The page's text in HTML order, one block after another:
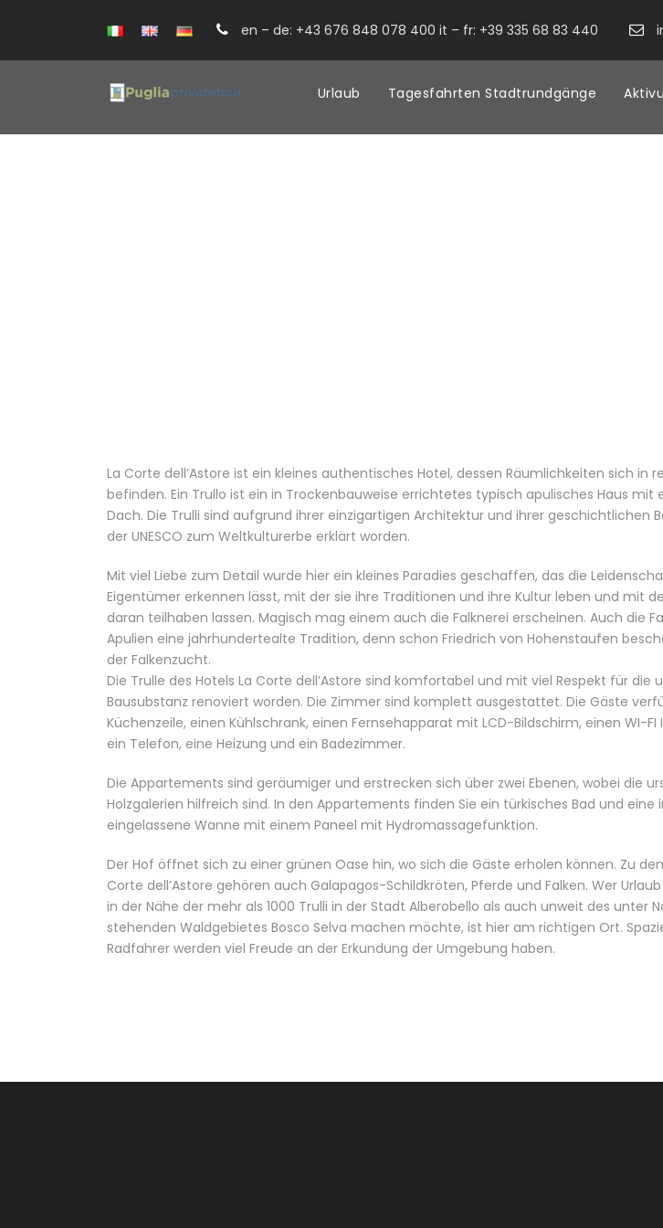
en – de: +43 676 848 078 400 it – fr: +39 335 68 83 440
Urlaub Tagesfahrten Stadtrundgänge
La Corte dell’Astore ist ein kleines authentisches Hotel, dessen Räumlichkeiten sich in
befinden. Ein Trullo ist ein in Trockenbauweise errichtetes typisch apulisches Haus mit
Dach. Die Trulli sind aufgrund ihrer einzigartigen Architektur und ihrer geschichtlichen
der UNESCO zum Weltkulturerbe erklärt worden.
Mit viel Liebe zum Detail wurde hier ein kleines Paradies geschaffen, das die
Eigentümer erkennen lässt, mit der sie ihre Traditionen und ihre Kultur leben und mit
daran teilhaben lassen. Magisch mag einem auch die Falknerei erscheinen. Auch die
Apulien eine jahrhundertealte Tradition, denn schon Friedrich von Hohenstaufen
der Falkenzucht.
Die Trulle des Hotels La Corte dell’Astore sind komfortabel und mit viel Respekt für die
Bausubstanz renoviert worden. Die Zimmer sind komplett ausgestattet. Die Gäste
Küchenzeile, einen Kühlschrank, einen Fernsehapparat mit LCD-Bildschirm, einen WI-
ein Telefon, eine Heizung und ein Badezimmer.
Die Appartements sind geräumiger und erstrecken sich über zwei Ebenen, wobei die
Holzgalerien hilfreich sind. In den Appartements finden Sie ein türkisches Bad und eine
eingelassene Wanne mit einem Paneel mit Hydromassagefunktion.
Der Hof öffnet sich zu einer grünen Oase hin, wo sich die Gäste erholen können. Zu
Corte dell’Astore gehören auch Galapagos-Schildkröten, Pferde und Falken. Wer
in der Nähe der mehr als 1000 Trulli in der Stadt Alberobello als auch unweit des unter
stehenden Waldgebietes Bosco Selva machen möchte, ist hier am richtigen Ort.
Radfahrer werden viel Freude an der Erkundung der Umgebung haben.